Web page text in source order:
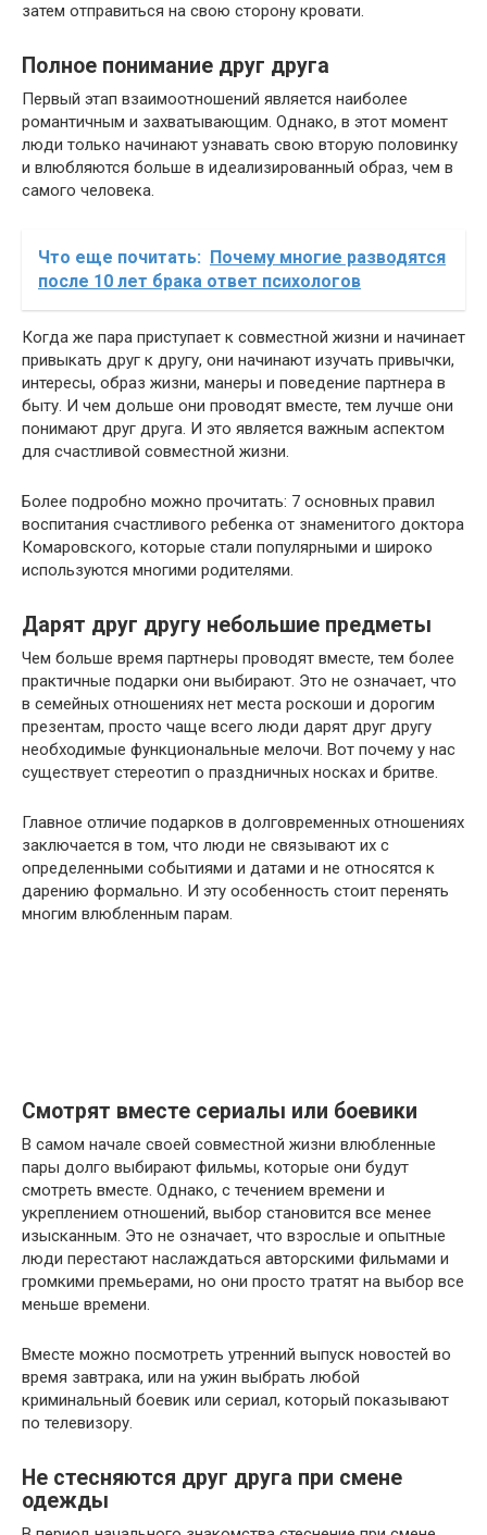
затем отправиться на свою сторону кровати.
Полное понимание друг друга
Первый этап взаимоотношений является наиболее
романтичным и захватывающим. Однако, в этот момент
люди только начинают узнавать свою вторую половинку
и влюбляются больше в идеализированный образ, чем в
самого человека.
Что еще почитать: Почему многие разводятся
после 10 лет брака ответ психологов
Когда же пара приступает к совместной жизни и начинает
привыкать друг к другу, они начинают изучать привычки,
интересы, образ жизни, манеры и поведение партнера в
быту. И чем дольше они проводят вместе, тем лучше они
понимают друг друга. И это является важным аспектом
для счастливой совместной жизни.
Более подробно можно прочитать: 7 основных правил
воспитания счастливого ребенка от знаменитого доктора
Комаровского, которые стали популярными и широко
используются многими родителями.
Дарят друг другу небольшие предметы
Чем больше время партнеры проводят вместе, тем более
практичные подарки они выбирают. Это не означает, что
в семейных отношениях нет места роскоши и дорогим
презентам, просто чаще всего люди дарят друг другу
необходимые функциональные мелочи. Вот почему у нас
существует стереотип о праздничных носках и бритве.
Главное отличие подарков в долговременных отношениях
заключается в том, что люди не связывают их с
определенными событиями и датами и не относятся к
дарению формально. И эту особенность стоит перенять
многим влюбленным парам.
Смотрят вместе сериалы или боевики
В самом начале своей совместной жизни влюбленные
пары долго выбирают фильмы, которые они будут
смотреть вместе. Однако, с течением времени и
укреплением отношений, выбор становится все менее
изысканным. Это не означает, что взрослые и опытные
люди перестают наслаждаться авторскими фильмами и
громкими премьерами, но они просто тратят на выбор все
меньше времени.
Вместе можно посмотреть утренний выпуск новостей во
время завтрака, или на ужин выбрать любой
криминальный боевик или сериал, который показывают
по телевизору.
Не стесняются друг друга при смене
одежды